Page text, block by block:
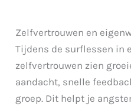
Zelfvertrouwen en
Tijdens de surflessen in
zelfvertrouwen zien
aandacht, snelle
groep. Dit helpt je